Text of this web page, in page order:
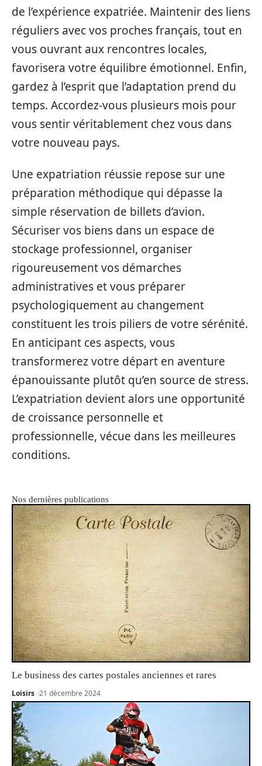
de l’expérience expatriée. Maintenir des liens
réguliers avec vos proches français, tout en
vous ouvrant aux rencontres locales,
favorisera votre équilibre émotionnel. Enfin,
gardez à l’esprit que l’adaptation prend du
temps. Accordez-vous plusieurs mois pour
vous sentir véritablement chez vous dans
votre nouveau pays.
Une expatriation réussie repose sur une
préparation méthodique qui dépasse la
simple réservation de billets d’avion.
Sécuriser vos biens dans un espace de
stockage professionnel, organiser
rigoureusement vos démarches
administratives et vous préparer
psychologiquement au changement
constituent les trois piliers de votre sérénité.
En anticipant ces aspects, vous
transformerez votre départ en aventure
épanouissante plutôt qu’en source de stress.
L’expatriation devient alors une opportunité
de croissance personnelle et
professionnelle, vécue dans les meilleures
conditions.
Nos dernières publications
Le business des cartes postales anciennes et rares
Loisirs 21 décembre 2024